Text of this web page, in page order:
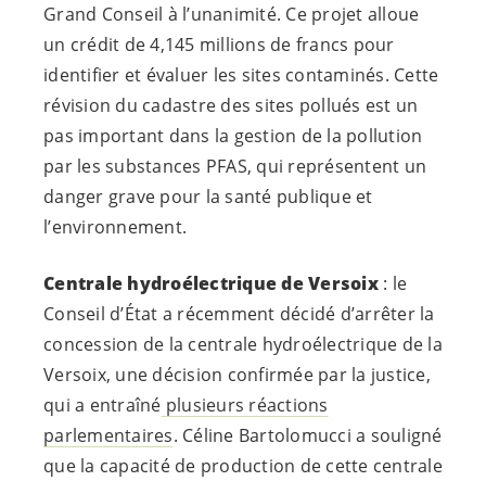
Grand Conseil à l’unanimité. Ce projet alloue
un crédit de 4,145 millions de francs pour
identifier et évaluer les sites contaminés. Cette
révision du cadastre des sites pollués est un
pas important dans la gestion de la pollution
par les substances PFAS, qui représentent un
danger grave pour la santé publique et
l’environnement.
Centrale hydroélectrique de Versoix: le
Conseil d’État a récemment décidé d’arrêter la
concession de la centrale hydroélectrique de la
Versoix, une décision confirmée par la justice,
qui a entraîné plusieurs réactions
parlementaires. Céline Bartolomucci a souligné
que la capacité de production de cette centrale